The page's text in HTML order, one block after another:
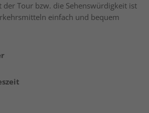
der Tour bzw. die Sehenswürdigkeit ist
einfach und bequem